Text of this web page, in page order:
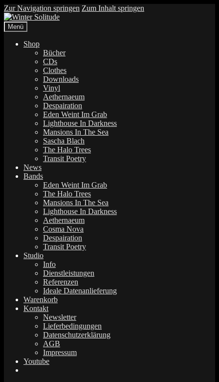
Zur Navigation springen Zum Inhalt springen
Menü
Shop
Bücher
CDs
Clothes
Downloads
Vinyl
Aethernaeum
Despairation
Eden Weint Im Grab
Lighthouse In Darkness
Mansions In The Sea
Sascha Blach
The Halo Trees
Transit Poetry
News
Bands
Eden Weint Im Grab
The Halo Trees
Mansions In The Sea
Lighthouse In Darkness
Aethernaeum
Cosma Nova
Despairation
Transit Poetry
Studio
Info
Dienstleistungen
Referenzen
Ideale Datenanlieferung
Warenkorb
Kontakt
Newsletter
Lieferbedingungen
Datenschutzerklärung
AGB
Impressum
Youtube